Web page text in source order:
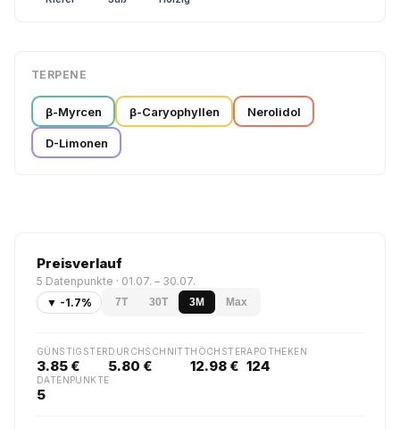
TERPENE
β-Myrcen β-Caryophyllen Nerolidol
D-Limonen
Preisverlauf
5 Datenpunkte · 01.07. – 30.07.
▼ -1.7%
7T 30T 3M Max
GÜNSTIGSTER
3.85 €
DURCHSCHNITT
5.80 €
HÖCHSTER
12.98 €
APOTHEKEN
124
DATENPUNKTE
5